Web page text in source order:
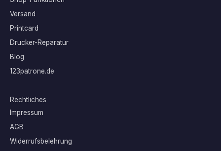
Versand
Printcard
Drucker-Reparatur
Blog
123patrone.de
Rechtliches
Impressum
AGB
Widerrufsbelehrung